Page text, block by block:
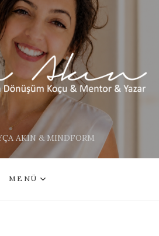
AKIN & MINDFORM
MENÜ